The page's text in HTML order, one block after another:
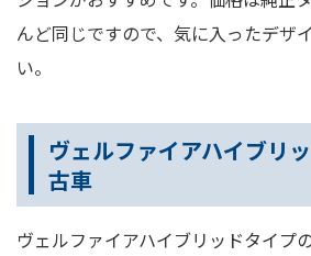
んど同じですので、気に入ったデザ
い。
ヴェルファイアハイブリ
古車
ヴェルファイアハイブリッドタイプ